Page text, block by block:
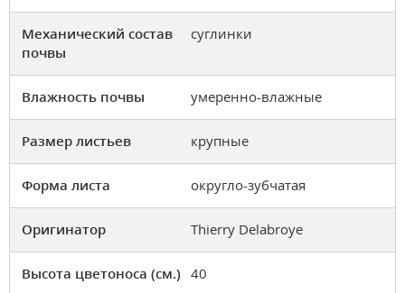
Механический состав
почвы
суглинки
Влажность почвы умеренно-влажные
Размер листьев крупные
Форма листа округло-зубчатая
Оригинатор Thierry Delabroye
Высота цветоноса (см.) 40